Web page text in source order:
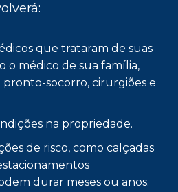
que trataram de suas
o médico de sua família,
socorro, cirurgiões e
na propriedade.
de risco, como calçadas
durar meses ou anos.